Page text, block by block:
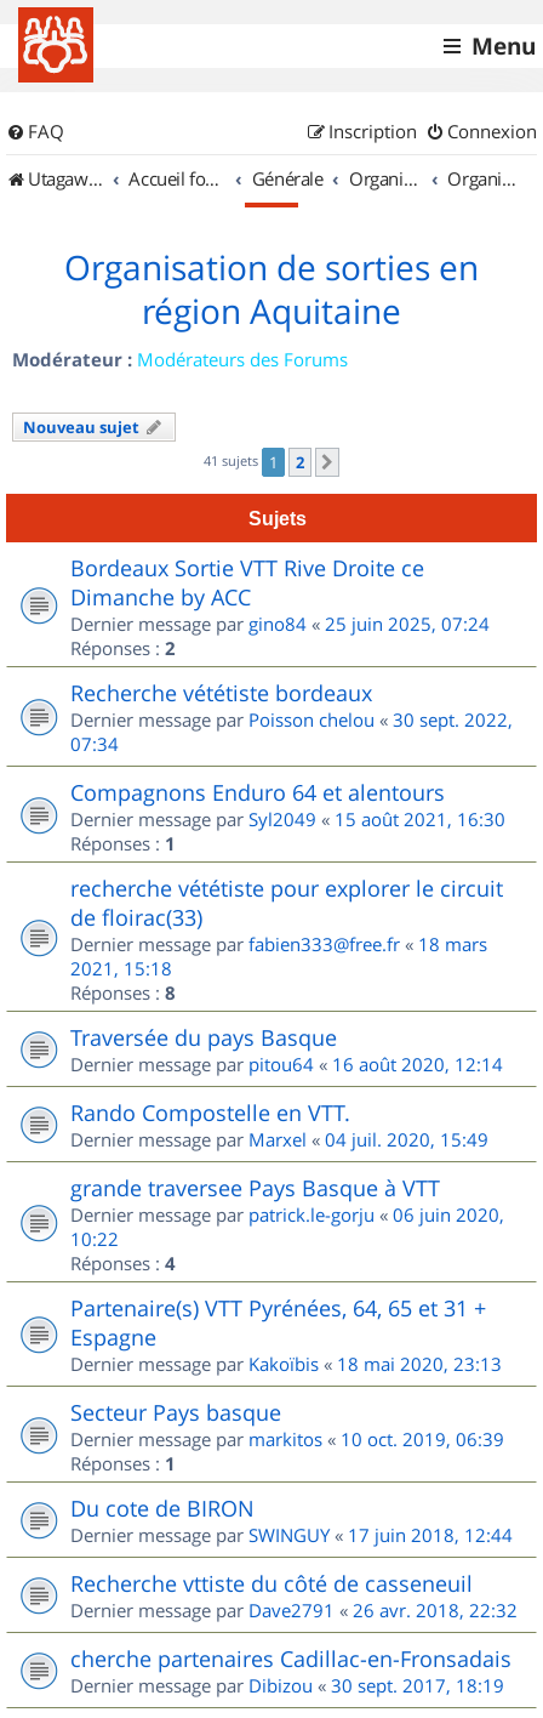
Menu
FAQ Connexion
Inscription
UtagawaVTT (Randos VTT et VTTAE avec traces GPS)
Accueil forum Générale Organisation de sorties & Recherche de partenaires Organisation de sorties en région Aquitaine
Organisation de sorties en
région Aquitaine
Modérateur : Modérateurs des Forums
Nouveau sujet
41 sujets 1 2
Sujets
Bordeaux Sortie VTT Rive Droite ce
Dimanche by ACC
Dernier message par gino84 « 25 juin 2025, 07:24
Réponses : 2
Recherche vététiste bordeaux
Dernier message par Poisson chelou « 30 sept. 2022,
07:34
Compagnons Enduro 64 et alentours
Dernier message par Syl2049 « 15 août 2021, 16:30
Réponses : 1
recherche vététiste pour explorer le circuit
de floirac(33)
Dernier message par fabien333@free.fr « 18 mars
2021, 15:18
Réponses : 8
Traversée du pays Basque
Dernier message par pitou64 « 16 août 2020, 12:14
Rando Compostelle en VTT.
Dernier message par Marxel « 04 juil. 2020, 15:49
grande traversee Pays Basque à VTT
Dernier message par patrick.le-gorju « 06 juin 2020,
10:22
Réponses : 4
Partenaire(s) VTT Pyrénées, 64, 65 et 31 +
Espagne
Dernier message par Kakoïbis « 18 mai 2020, 23:13
Secteur Pays basque
Dernier message par markitos « 10 oct. 2019, 06:39
Réponses : 1
Du cote de BIRON
Dernier message par SWINGUY« 17 juin 2018, 12:44
Recherche vttiste du côté de casseneuil
Dernier message par Dave2791 « 26 avr. 2018, 22:32
cherche partenaires Cadillac-en-Fronsadais
Dernier message par Dibizou « 30 sept. 2017, 18:19